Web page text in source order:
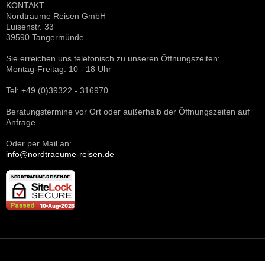
KONTAKT
Nordträume Reisen GmbH
Luisenstr. 33
39590 Tangermünde
Sie erreichen uns telefonisch zu unseren Öffnungszeiten:
Montag-Freitag: 10 - 18 Uhr
Tel: +49 (0)39322 - 316970
Beratungstermine vor Ort oder außerhalb der Öffnungszeiten auf
Anfrage.
Oder per Mail an:
info@nordtraeume-reisen.de